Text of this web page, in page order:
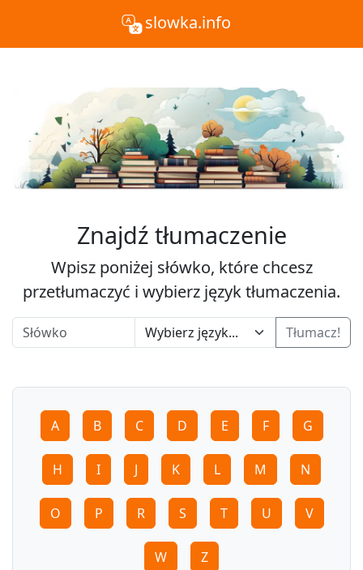
slowka.info
Znajdź tłumaczenie
Wpisz poniżej słówko, które chcesz
przetłumaczyć i wybierz język tłumaczenia.
Tłumacz!
A B C D E F G
H I J K L M N
O P R S T U V
W Z